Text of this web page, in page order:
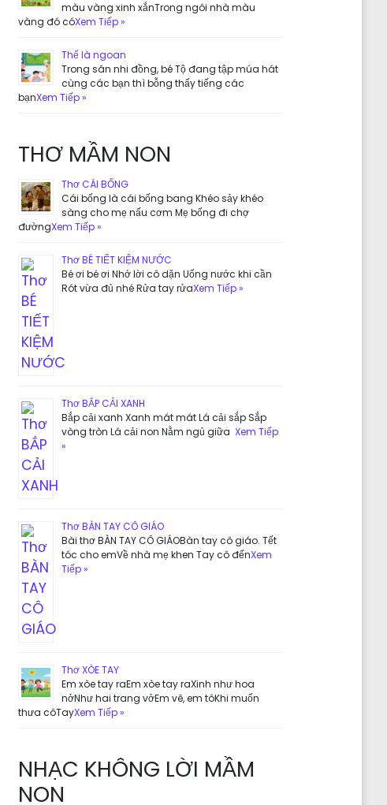
màu vàng xinh xắnTrong ngôi nhà màu
vàng đó cóXem Tiếp »
Thế là ngoan
Trong sân nhi đồng, bé Tộ đang tập múa hát
cùng các bạn thì bỗng thấy tiếng các
bạnXem Tiếp »
THƠ MẦM NON
Thơ CÁI BỐNG
Cái bống là cái bống bang Khéo sảy khéo
sàng cho mẹ nấu cơm Mẹ bống đi chợ
đườngXem Tiếp »
Thơ BÉ TIẾT KIỆM NƯỚC
Bé ơi bé ơi Nhớ lời cô dặn Uống nước khi cần
Rót vừa đủ nhé Rửa tay rửaXem Tiếp »
Thơ BẮP CẢI XANH
Bắp cải xanh Xanh mát mát Lá cải sắp Sắp
vòng tròn Lá cải non Nằm ngủ giữa Xem Tiếp
»
Thơ BÀN TAY CÔ GIÁO
Bài thơ BÀN TAY CÔ GIÁOBàn tay cô giáo. Tết
tóc cho emVề nhà mẹ khen Tay cô đếnXem
Tiếp »
Thơ XÒE TAY
Em xòe tay raEm xòe tay raXinh như hoa
nởNhư hai trang vởEm vẽ, em tôKhi muốn
thưa côTayXem Tiếp »
NHẠC KHÔNG LỜI MẦM
NON